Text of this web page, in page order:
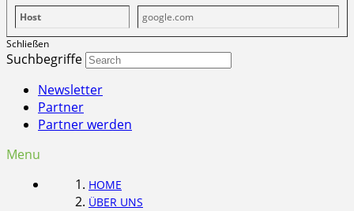
Host
google.com
Schließen
Suchbegriffe
Newsletter
Partner
Partner werden
Menu
HOME
ÜBER UNS